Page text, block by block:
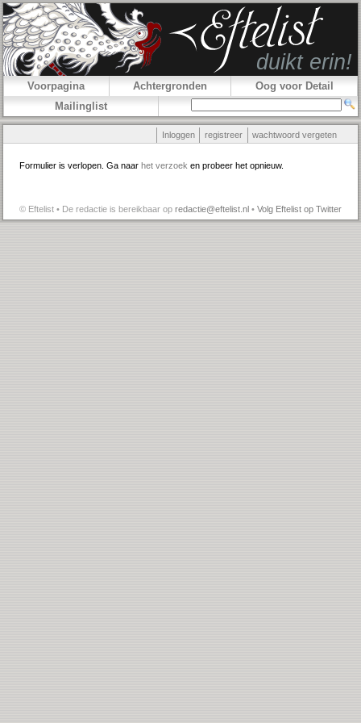
Voorpagina Achtergronden
Oog voor Detail
Mailinglist
Inloggen registreer wachtwoord vergeten
Formulier is verlopen. Ga naar het verzoek en probeer het opnieuw.
© Eftelist • De redactie is bereikbaar op redactie@eftelist.nl • Volg Eftelist op Twitter